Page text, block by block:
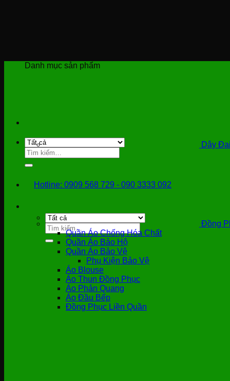
Tìm
kiếm:
Hotline: 0909 568 729 - 090 3333 092
Tìm
kiếm:
Danh mục sản phẩm
Dây
Đồng
Quần Áo Chống Hóa Chất
Quần Áo Bảo Hộ
Quần Áo Bảo Vệ
Phụ Kiện Bảo Vệ
Áo Blouse
Áo Thun Đồng Phục
Áo Phản Quang
Áo Đầu Bếp
Đồng Phục Liền Quần